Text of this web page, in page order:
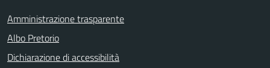
Amministrazione trasparente
Albo Pretorio
Dichiarazione di accessibilità